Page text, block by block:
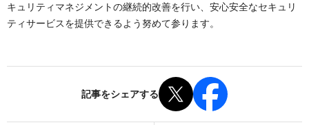
キュリティマネジメントの継続的改善を行い、安心安全なセキュリ
ティサービスを提供できるよう努めて参ります。
記事をシェアする